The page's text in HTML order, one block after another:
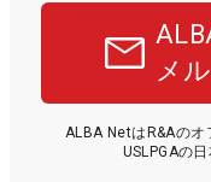
メ
ALBA NetはR&Aの
USLPGAの